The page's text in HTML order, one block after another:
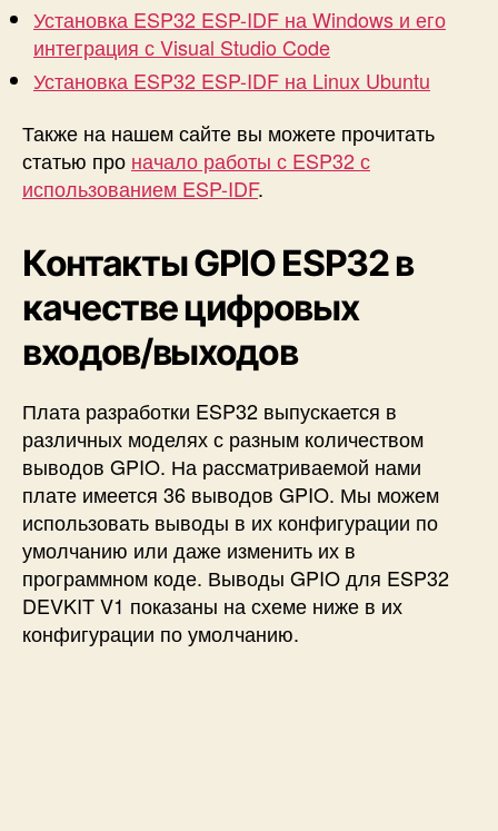
ь
з
о
в
н
и
S
P
-
Установка ESP32 ESP-IDF на Windows и его
интеграция с Visual Studio Code
Установка ESP32 ESP-IDF на Linux Ubuntu
Также на нашем сайте вы можете прочитать
статью про начало работы с ESP32 с
использованием ESP-IDF.
Контакты GPIO ESP32 в
качестве цифровых
входов/выходов
Плата разработки ESP32 выпускается в
различных моделях с разным количеством
выводов GPIO. На рассматриваемой нами
плате имеется 36 выводов GPIO. Мы можем
использовать выводы в их конфигурации по
умолчанию или даже изменить их в
программном коде. Выводы GPIO для ESP32
DEVKIT V1 показаны на схеме ниже в их
конфигурации по умолчанию.